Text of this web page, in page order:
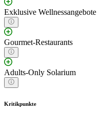
Exklusive Wellnessangebote
Gourmet-Restaurants
Adults-Only Solarium
Kritikpunkte